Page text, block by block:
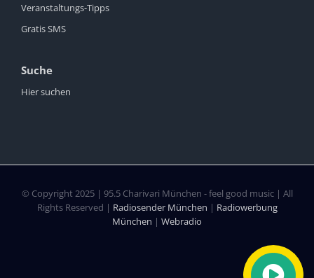
Veranstaltungs-Tipps
Gratis SMS
Suche
Hier suchen
© Copyright 2025 | 95.5 Charivari München - feel good music | All
Rights Reserved | Radiosender München | Radiowerbung
München | Webradio